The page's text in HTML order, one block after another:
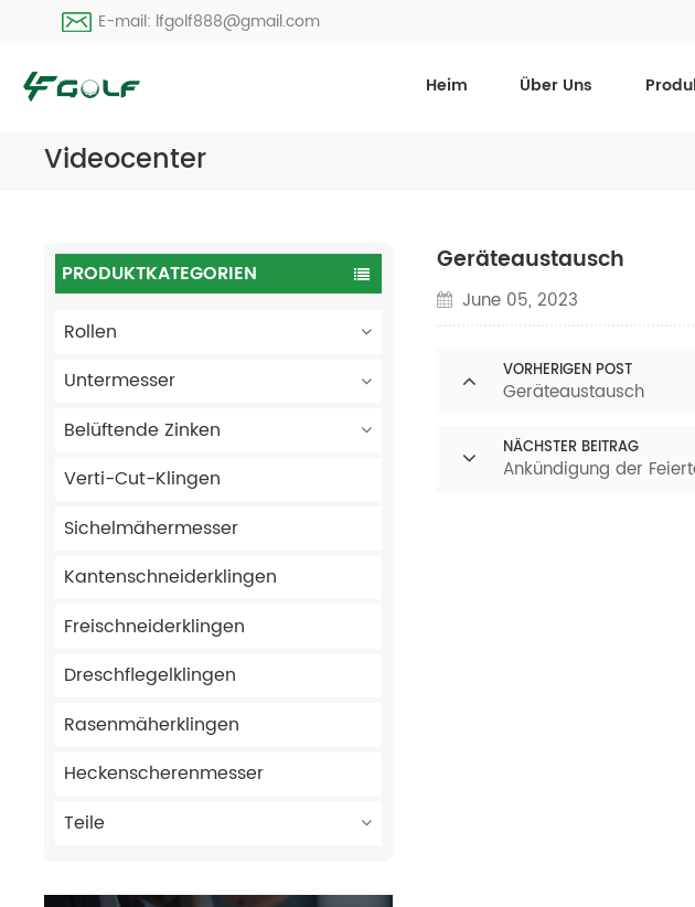
E-mail: lfgolf888@gmail.com
Heim Über Uns
Videocenter
PRODUKTKATEGORIEN
Rollen
Untermesser
Belüftende Zinken
Verti-Cut-Klingen
Sichelmähermesser
Kantenschneiderklingen
Freischneiderklingen
Dreschflegelklingen
Rasenmäherklingen
Heckenscherenmesser
Teile
Geräteaustausch
June 05, 2023
VORHERIGEN POST
Geräteaustausch
NÄCHSTER BEITRAG
Ankündigung der